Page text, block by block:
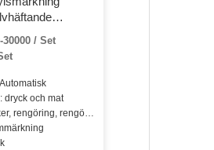
kött, mellanmål, kryddor, mejeriprodukter
olja, te, grönsaker, frukt,
för
30000 / Set
dryck och mat
rengöring, rengöringsmedel,